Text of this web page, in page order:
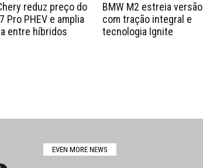
reduz preço do
Pro PHEV e amplia
entre híbridos
BMW M2 estreia versão
com tração integral e
tecnologia Ignite
EVEN MORE NEWS